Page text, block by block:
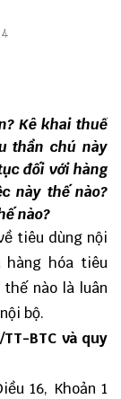
Kê khai thuế
thần chú này
đối với hàng
này thế nào?
nào?
tiêu dùng nội
hóa tiêu
nào là luân
bộ.
BTC và quy
16, Khoản 1